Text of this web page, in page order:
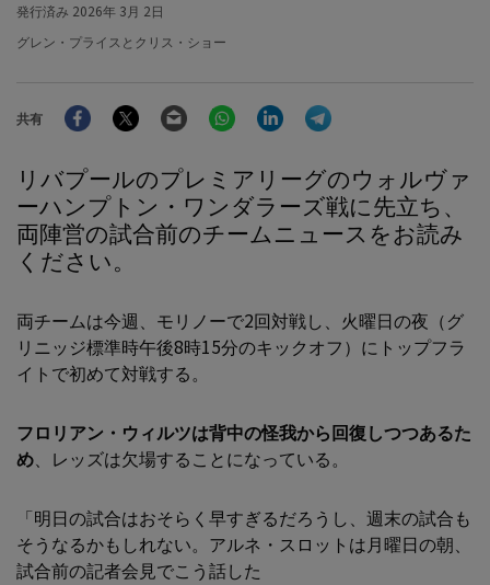
発行済み 2026年 3月 2日
グレン・プライスとクリス・ショー
共有
FacebookTwitter Email WhatsAppLinkedIn
リバプールのプレミアリーグのウォルヴァ
ーハンプトン・ワンダラーズ戦に先立ち、
両陣営の試合前のチームニュースをお読み
ください。
両チームは今週、モリノーで2回対戦し、火曜日の夜（グ
リニッジ標準時午後8時15分のキックオフ）にトップフラ
イトで初めて対戦する。
フロリアン・ウィルツは背中の怪我から回復しつつあるた
め、レッズは欠場することになっている。
「明日の試合はおそらく早すぎるだろうし、週末の試合も
そうなるかもしれない。アルネ・スロットは月曜日の朝、
試合前の記者会見でこう話した